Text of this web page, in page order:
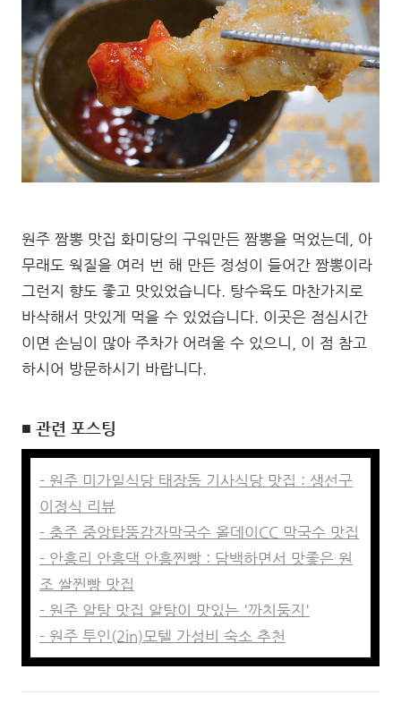
원주 짬뽕 맛집 화미당의 구워만든 짬뽕을 먹었는데, 아
무래도 웍질을 여러 번 해 만든 정성이 들어간 짬뽕이라
그런지 향도 좋고 맛있었습니다. 탕수육도 마찬가지로
바삭해서 맛있게 먹을 수 있었습니다. 이곳은 점심시간
이면 손님이 많아 주차가 어려울 수 있으니, 이 점 참고
하시어 방문하시기 바랍니다.
■ 관련 포스팅
- 원주 미가일식당 태장동 기사식당 맛집 : 생선구
이정식 리뷰
- 충주 중앙탑뚱감자막국수 올데이CC 막국수 맛집
- 안흥리 안흥댁 안흥찐빵 : 담백하면서 맛좋은 원
조 쌀찐빵 맛집
- 원주 알탕 맛집 알탕이 맛있는 '까치둥지'
- 원주 투인(2in)모텔 가성비 숙소 추천